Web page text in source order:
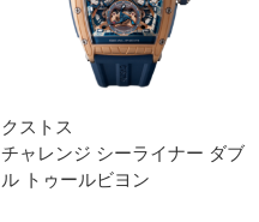
クストス
チャレンジ シーライナー ダブ
ル トゥールビヨン